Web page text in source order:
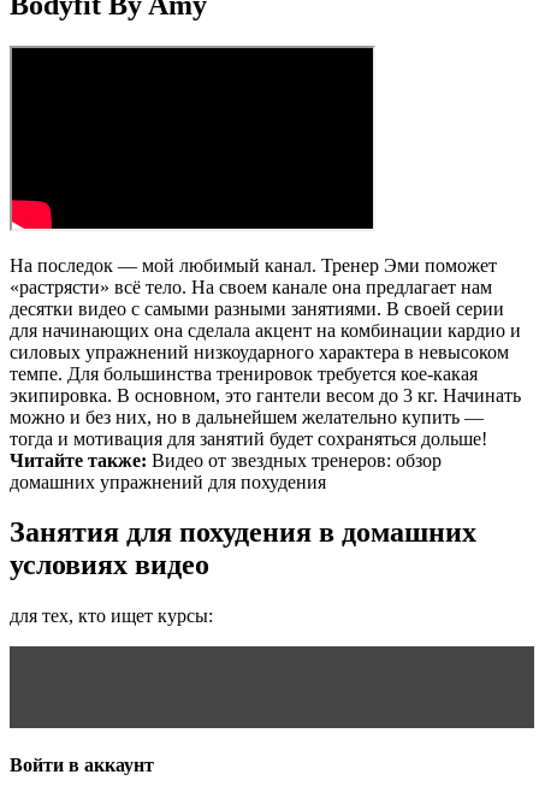
На последок — мой любимый канал. Тренер Эми поможет
«растрясти» всё тело. На своем канале она предлагает нам
десятки видео с самыми разными занятиями. В своей серии
для начинающих она сделала акцент на комбинации кардио и
силовых упражнений низкоударного характера в невысоком
темпе. Для большинства тренировок требуется кое-какая
экипировка. В основном, это гантели весом до 3 кг. Начинать
можно и без них, но в дальнейшем желательно купить —
тогда и мотивация для занятий будет сохраняться дольше!​
Читайте также: Видео от звездных тренеров: обзор
домашних упражнений для похудения​
Занятия для похудения в домашних
условиях видео
для тех, кто ищет курсы:
Войти в аккаунт